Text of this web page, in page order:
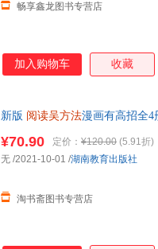
畅享鑫龙图书专营店
加入购物车 收藏
新版 阅读吴方法漫画有高招全4
¥70.90 定价： ¥120.00 (5.91折)
淘书斋图书专营店
无 /2021-10-01 /湖南教育出版社